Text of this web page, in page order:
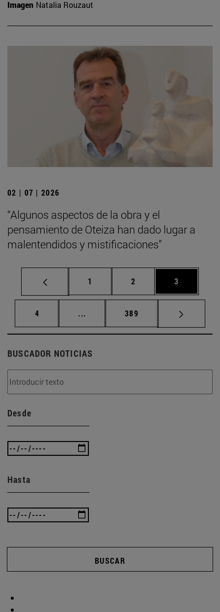
Imagen Natalia Rouzaut
02 | 07 | 2026
“Algunos aspectos de la obra y el
pensamiento de Oteiza han dado lugar a
malentendidos y mistificaciones”
Página
1 Página
2 Página
3
Página
4 ... Páginas intermedias Use TAB para
Página
389
BUSCADOR NOTICIAS
Desde
Hasta
BUSCAR